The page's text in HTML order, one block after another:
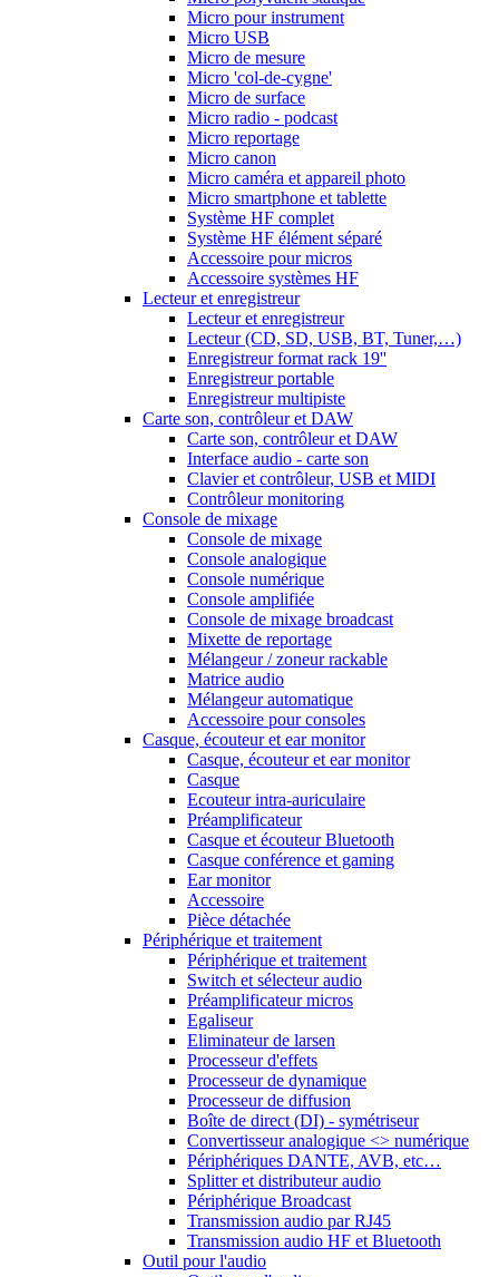
Micro pour instrument
Micro USB
Micro de mesure
Micro 'col-de-cygne'
Micro de surface
Micro radio - podcast
Micro reportage
Micro canon
Micro caméra et appareil photo
Micro smartphone et tablette
Système HF complet
Système HF élément séparé
Accessoire pour micros
Accessoire systèmes HF
Lecteur et enregistreur
Lecteur et enregistreur
Lecteur (CD, SD, USB, BT, Tuner,…)
Enregistreur format rack 19''
Enregistreur portable
Enregistreur multipiste
Carte son, contrôleur et DAW
Carte son, contrôleur et DAW
Interface audio - carte son
Clavier et contrôleur, USB et MIDI
Contrôleur monitoring
Console de mixage
Console de mixage
Console analogique
Console numérique
Console amplifiée
Console de mixage broadcast
Mixette de reportage
Mélangeur / zoneur rackable
Matrice audio
Mélangeur automatique
Accessoire pour consoles
Casque, écouteur et ear monitor
Casque, écouteur et ear monitor
Casque
Ecouteur intra-auriculaire
Préamplificateur
Casque et écouteur Bluetooth
Casque conférence et gaming
Ear monitor
Accessoire
Pièce détachée
Périphérique et traitement
Périphérique et traitement
Switch et sélecteur audio
Préamplificateur micros
Egaliseur
Eliminateur de larsen
Processeur d'effets
Processeur de dynamique
Processeur de diffusion
Boîte de direct (DI) - symétriseur
Convertisseur analogique <> numérique
Périphériques DANTE, AVB, etc…
Splitter et distributeur audio
Périphérique Broadcast
Transmission audio par RJ45
Transmission audio HF et Bluetooth
Outil pour l'audio